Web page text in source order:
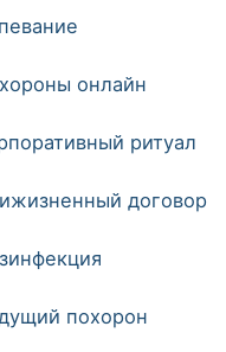
онлайн
ритуал
договор
похорон